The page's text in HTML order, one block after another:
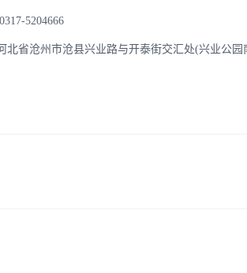
5204666
北省沧州市沧县兴业路与开泰街交汇处(兴业公园